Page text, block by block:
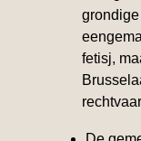
fetisj,